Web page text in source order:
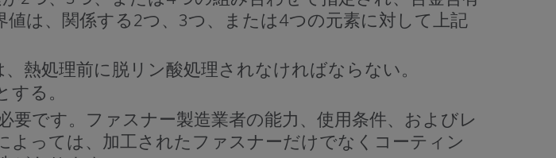
は、関係する2つ、3つ、または4つの元素に対して上記
熱処理前に脱リン酸処理されなければならない。
する。
要です。ファスナー製造業者の能力、使用条件、およびレ
よっては、加工されたファスナーだけでなくコーティン